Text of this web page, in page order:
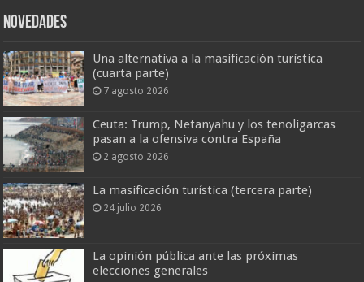
Novedades
Una alternativa a la masificación turística
(cuarta parte)
7 agosto 2026
Ceuta: Trump, Netanyahu y los tenoligarcas
pasan a la ofensiva contra España
2 agosto 2026
La masificación turística (tercera parte)
24 julio 2026
La opinión pública ante las próximas
elecciones generales